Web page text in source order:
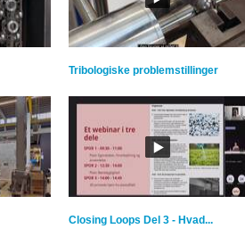
Tribologiske problemstillinger
Closing Loops Del 3 - Hvad...